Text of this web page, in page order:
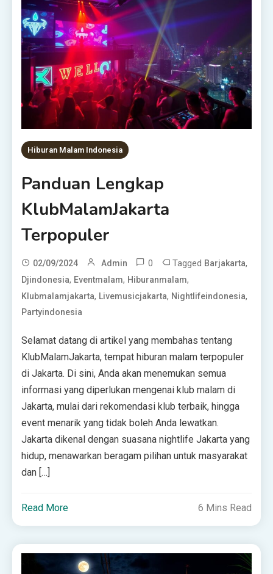
Hiburan Malam Indonesia
Panduan Lengkap
KlubMalamJakarta
Terpopuler
02/09/2024 Admin 0 Tagged Barjakarta,
Djindonesia, Eventmalam, Hiburanmalam,
Klubmalamjakarta, Livemusicjakarta, Nightlifeindonesia,
Partyindonesia
Selamat datang di artikel yang membahas tentang
KlubMalamJakarta, tempat hiburan malam terpopuler
di Jakarta. Di sini, Anda akan menemukan semua
informasi yang diperlukan mengenai klub malam di
Jakarta, mulai dari rekomendasi klub terbaik, hingga
event menarik yang tidak boleh Anda lewatkan.
Jakarta dikenal dengan suasana nightlife Jakarta yang
hidup, menawarkan beragam pilihan untuk masyarakat
dan […]
Read More 6 Mins Read